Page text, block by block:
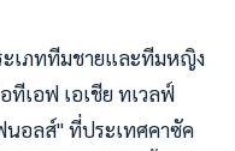
ะเภททีมชายและทีมหญิง
ทีเอฟ เอเชีย ทเวลฟ์
อลส์" ที่ประเทศคาซัค